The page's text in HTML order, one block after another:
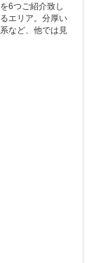
6つご紹介致し
エリア。分厚い
など、他では見